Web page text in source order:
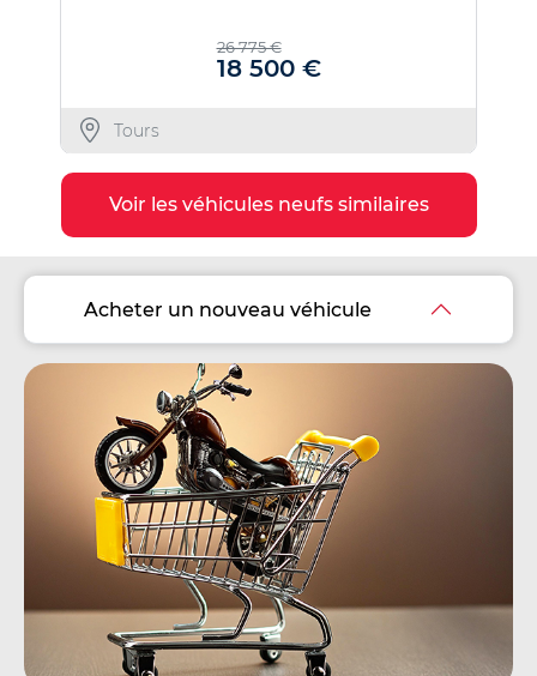
26 775 €
18 500 €
Tours
Voir les véhicules neufs similaires
Acheter un nouveau véhicule